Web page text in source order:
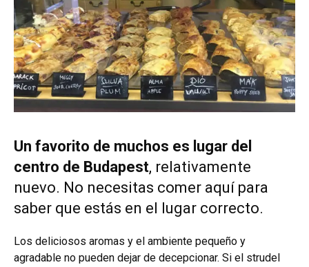
Un favorito de muchos es lugar del
centro de Budapest, relativamente
nuevo. No necesitas comer aquí para
saber que estás en el lugar correcto.
Los deliciosos aromas y el ambiente pequeño y
agradable no pueden dejar de decepcionar. Si el strudel